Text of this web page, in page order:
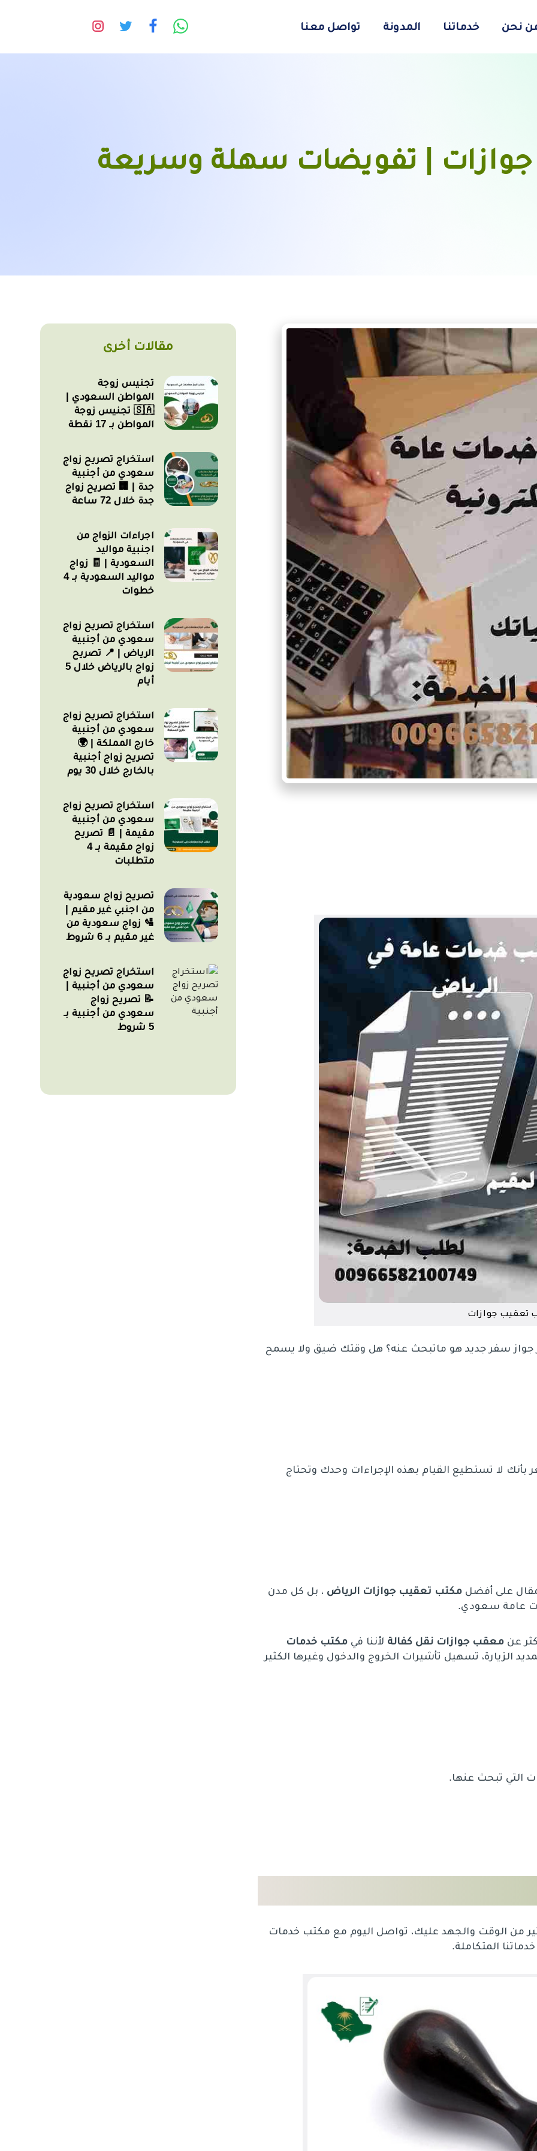
نحن خدماتنا المدونة تواصل معنا
| تفويضات سهلة وسريعة
تعقيب جوازات
جواز سفر جديد هو ماتبحث عنه؟ هل وقتك ضيق ولا يسمح
لا تستطيع القيام بهذه الإجراءات وحدك وتحتاج
على أفضلمكتب تعقيب جوازات الرياض ، بل كل مدن
عامة سعودي.
عنمعقب جوازات نقل كفالة لأننا فيمكتب خدمات
الزيارة، تسهيل تأشيرات الخروج والدخول وغيرها الكثير
التي تبحث عنها.
من الوقت والجهد عليك، تواصل اليوم مع مكتب خدمات
مقالات أخرى
تجنيس زوجة
المواطن السعودي |
🇸🇦 تجنيس زوجة
المواطن بـ 17 نقطة
استخراج تصريح زواج
سعودي من أجنبية
جدة | 🏢 تصريح زواج
جدة خلال 72 ساعة
اجراءات الزواج من
اجنبية مواليد
السعودية | 🧾 زواج
مواليد السعودية بـ 4
خطوات
استخراج تصريح زواج
سعودي من أجنبية
الرياض | 📍 تصريح
زواج بالرياض خلال 5
أيام
استخراج تصريح زواج
سعودي من أجنبية
خارج المملكة | 🌍
تصريح زواج أجنبية
بالخارج خلال 30 يوم
استخراج تصريح زواج
سعودي من أجنبية
مقيمة | 📄 تصريح
زواج مقيمة بـ 4
متطلبات
تصريح زواج سعودية
من اجنبي غير مقيم |
🛂 زواج سعودية من
غير مقيم بـ 6 شروط
استخراج تصريح زواج
سعودي من أجنبية |
📝 تصريح زواج
سعودي من أجنبية بـ
5 شروط